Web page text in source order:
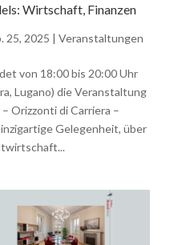
Wirtschaft, Finanzen
25, 2025 | Veranstaltungen
von 18:00 bis 20:00 Uhr
Lugano) die Veranstaltung
Orizzonti di Carriera –
Gelegenheit, über